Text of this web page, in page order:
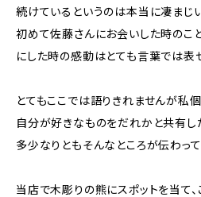
続けているというのは本当に凄まじ
初めて佐藤さんにお会いした時のこ
にした時の感動はとても言葉では表
とてもここでは語りきれませんが私
自分が好きなものをだれかと共有し
多少なりともそんなところが伝わっ
当店で木彫りの熊にスポットを当て、